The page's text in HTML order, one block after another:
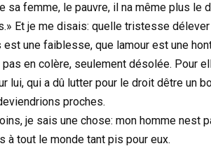
sa femme, le pauvre, il na même plus le
Et je me disais: quelle tristesse
est une faiblesse, que lamour est une
en colère, seulement désolée. Pour
lui, qui a dû lutter pour le droit dêtre un
proches.
je sais une chose: mon homme nest
à tout le monde tant pis pour eux.